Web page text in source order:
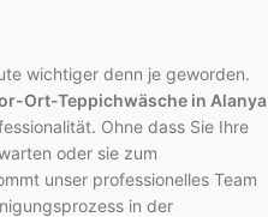
wichtiger denn je geworden.
Ort-Teppichwäsche in Alanya
Ohne dass Sie Ihre
oder sie zum
unser professionelles Team
in der